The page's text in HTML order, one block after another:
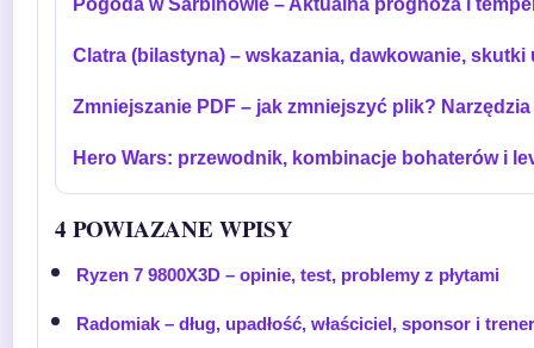
Pogoda w Sarbinowie – Aktualna prognoza i
Clatra (bilastyna) – wskazania, dawkowanie, skutki
Zmniejszanie PDF – jak zmniejszyć plik?
Hero Wars: przewodnik, kombinacje bohaterów i
4 POWIAZANE WPISY
Ryzen 7 9800X3D – opinie, test, problemy z płytami
Radomiak – dług, upadłość, właściciel, sponsor i